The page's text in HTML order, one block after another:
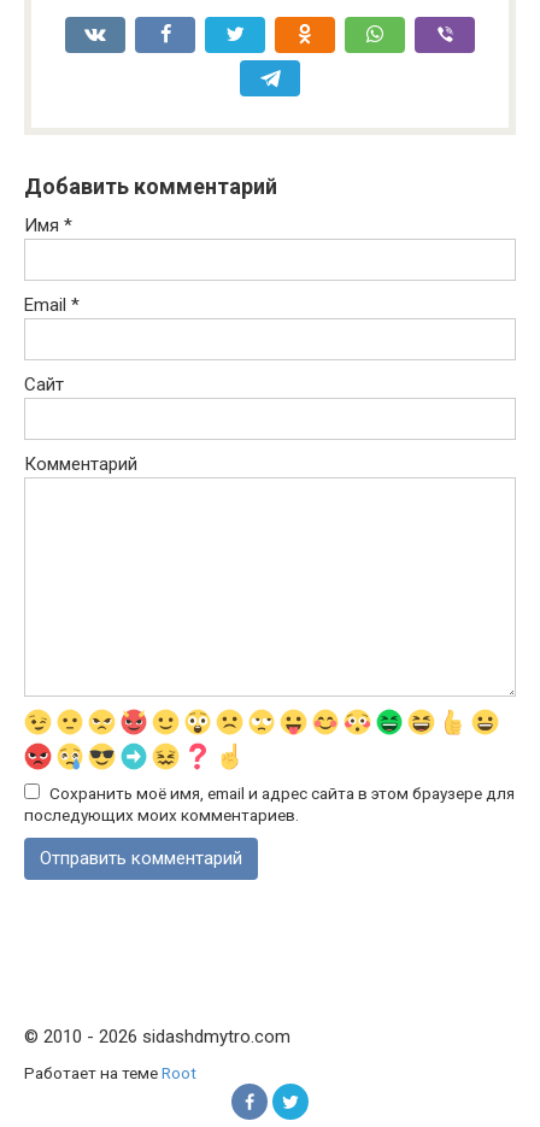
Добавить комментарий
Имя *
Email *
Сайт
Комментарий
Сохранить моё имя, email и адрес сайта в этом браузере для
последующих моих комментариев.
© 2010 - 2026 sidashdmytro.com
Работает на темеRoot